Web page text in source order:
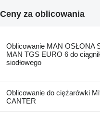
Ceny za oblicowania
Oblicowanie MAN OSŁONA
MAN TGS EURO 6 do
siodłowego
Oblicowanie do ciężarówki
CANTER